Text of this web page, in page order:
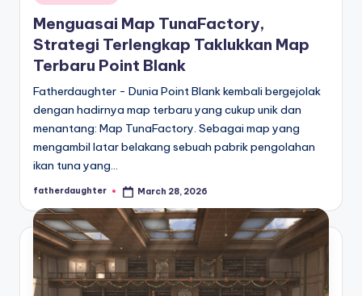
in
Menguasai Map TunaFactory,
Strategi Terlengkap Taklukkan Map
Terbaru Point Blank
Fatherdaughter - Dunia Point Blank kembali bergejolak
dengan hadirnya map terbaru yang cukup unik dan
menantang: Map TunaFactory. Sebagai map yang
mengambil latar belakang sebuah pabrik pengolahan
ikan tuna yang…
Posted
fatherdaughter March 28, 2026